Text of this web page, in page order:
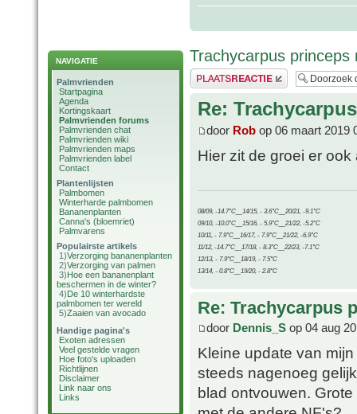
NAVIGATIE
Palmvrienden
Startpagina
Agenda
Kortingskaart
Palmvrienden forums
Palmvrienden chat
Palmvrienden wiki
Palmvrienden maps
Palmvrienden label
Contact
Plantenlijsten
Palmbomen
Winterharde palmbomen
Bananenplanten
Canna's (bloemriet)
Palmvarens
Populairste artikels
1)Verzorging bananenplanten
2)Verzorging van palmen
3)Hoe een bananenplant
beschermen in de winter?
4)De 10 winterhardste
palmbomen ter wereld
5)Zaaien van avocado
Handige pagina's
Exoten adressen
Veel gestelde vragen
Hoe foto's uploaden
Richtlijnen
Disclaimer
Link naar ons
Links
Trachycarpus
Plaats een reactie
Re:
door Rob op 06 maart 2019
Hier zit de groei er ook
08/09, -14.7°C__14/15, - 3.6°C__20/21, -9.1°C
09/10, -10.0°C__15/16, - 5.9°C__21/22, -5.2°C
10/11, - 7.9°C__16/17, - 7.9°C__21/22, -6.9°C
11/12, -14.7°C__17/18, - 8.3°C__22/23, -7.1°C
12/13, - 7.9°C__18/19, - 7.5°C
13/14, - 0.8°C__19/20, - 2.8°C
Re: Trachycarpus
door Dennis_S op 04 aug
Kleine update van
steeds nagenoeg
blad ontvouwen.